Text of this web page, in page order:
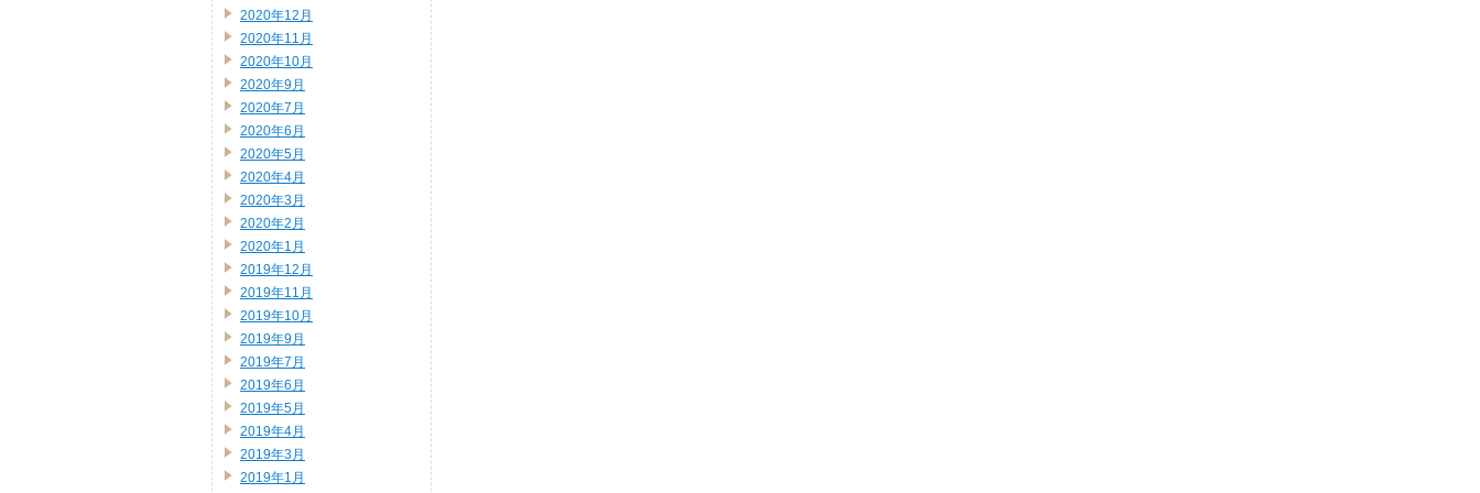
2020年12月
2020年11月
2020年10月
2020年9月
2020年7月
2020年6月
2020年5月
2020年4月
2020年3月
2020年2月
2020年1月
2019年12月
2019年11月
2019年10月
2019年9月
2019年7月
2019年6月
2019年5月
2019年4月
2019年3月
2019年1月